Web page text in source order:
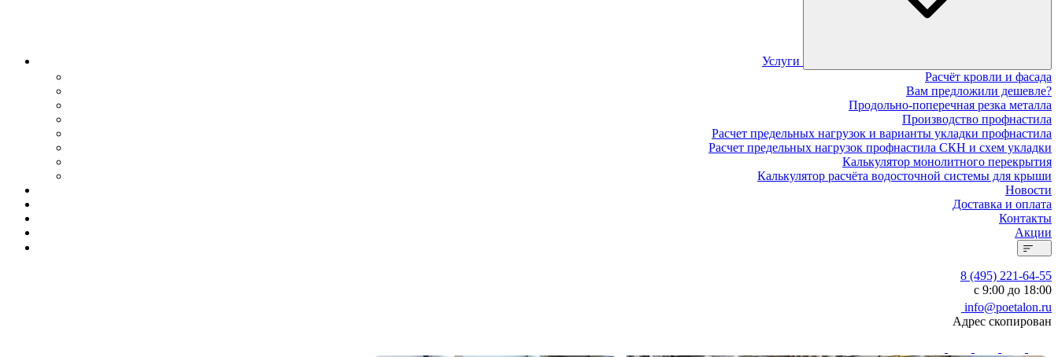
Услуги
Расчёт кровли и фасада
Вам предложили дешевле?
Продольно-поперечная резка металла
Производство профнастила
Расчет предельных нагрузок и варианты укладки профнастила
Расчет предельных нагрузок профнастила СКН и схем укладки
Калькулятор монолитного перекрытия
Калькулятор расчёта водосточной системы для крыши
Новости
Доставка и оплата
Контакты
Акции
8 (495) 221-64-55
с 9:00 до 18:00
info@poetalon.ru
Адрес скопирован